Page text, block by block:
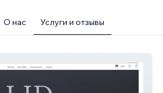
О нас Услуги и отзывы